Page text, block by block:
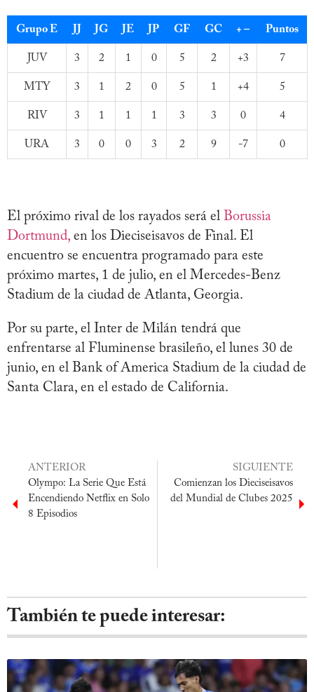
Grupo E JJ JG JE JP GF GC + – Puntos
JUV 3 2 1 0 5 2 +3 7
MTY 3 1 2 0 5 1 +4 5
RIV 3 1 1 1 3 3 0 4
URA 3 0 0 3 2 9 -7 0
El próximo rival de los rayados será el Borussia
Dortmund, en los Dieciseisavos de Final. El
encuentro se encuentra programado para este
próximo martes, 1 de julio, en el Mercedes-Benz
Stadium de la ciudad de Atlanta, Georgia.
Por su parte, el Inter de Milán tendrá que
enfrentarse al Fluminense brasileño, el lunes 30 de
junio, en el Bank of America Stadium de la ciudad de
Santa Clara, en el estado de California.
ANTERIOR
Olympo: La Serie Que Está
Encendiendo Netflix en Solo
8 Episodios
SIGUIENTE
Comienzan los Dieciseisavos
del Mundial de Clubes 2025
También te puede interesar: